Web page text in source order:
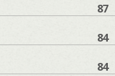
87
84
84